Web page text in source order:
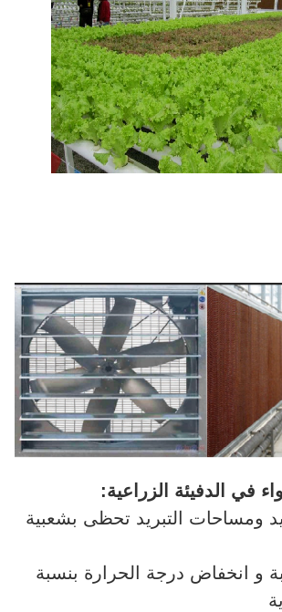
في الدفيئة الزراعية:
ومساحات التبريد تحظى بشعبية
و انخفاض درجة الحرارة بنسبة